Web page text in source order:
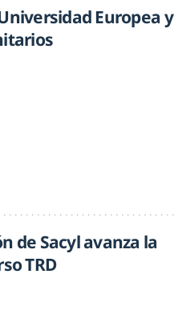
Europea y
de Sacyl avanza la
TRD